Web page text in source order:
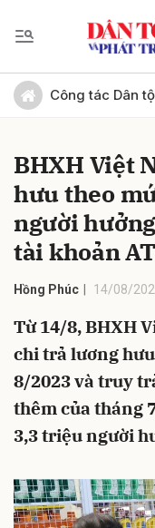
Công tác Dân
BHXH Việt
hưu theo
người
tài khoản
Hồng Phúc 14/08/
Từ 14/8, BHXH
chi trả lương
8/2023 và truy
thêm của tháng
3,3 triệu người
Gửi bình luận